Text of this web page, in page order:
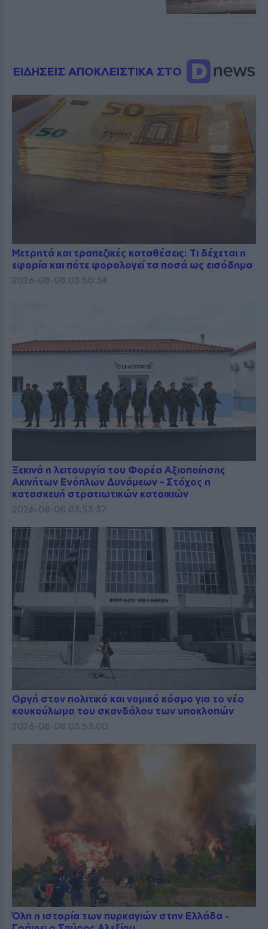
ΕΙΔΗΣΕΙΣ ΑΠΟΚΛΕΙΣΤΙΚΑ ΣΤΟ
Μετρητά και τραπεζικές καταθέσεις: Τι δέχεται η
εφορία και πότε φορολογεί τα ποσά ως εισόδημα
2026-08-08 03:50:34
Ξεκινά η λειτουργία του Φορέα Αξιοποίησης
Ακινήτων Ενόπλων Δυνάμεων – Στόχος η
κατασκευή στρατιωτικών κατοικιών
2026-08-08 03:53:37
Οργή στον πολιτικό και νομικό κόσμο για το νέο
κουκούλωμα του σκανδάλου των υποκλοπών
2026-08-08 03:53:00
Όλη η ιστορία των πυρκαγιών στην Ελλάδα -